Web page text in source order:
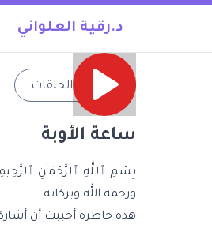
د.رقية العلواني
→ جميع الحلقات
ساعة الأوبة
بِسْمِ ٱللَّهِ ٱلرَّحْمَـٰنِ
ورحمة الله وبركاته.
هذه خاطرة أحببت أن